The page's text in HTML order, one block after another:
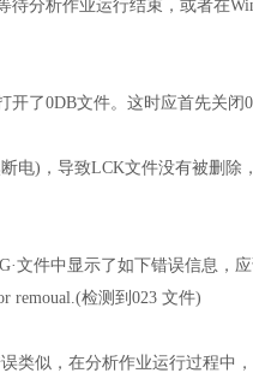
待分析作业运行结束，或者在
开了0DB文件。这时应首先关
电)，导致LCK文件没有被删除
文件中显示了如下错误信息，应
remoual.(检测到023 文件)
类似，在分析作业运行过程中